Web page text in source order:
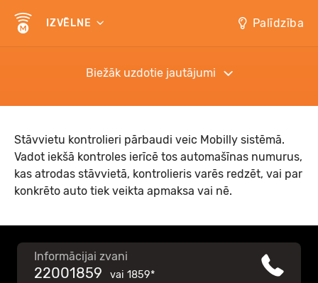
IZVĒLNE Palīdzība
Biežāk uzdotie jautājumi
Stāvvietu kontrolieri pārbaudi veic Mobilly sistēmā.
Vadot iekšā kontroles ierīcē tos automašīnas numurus,
kas atrodas stāvvietā, kontrolieris varēs redzēt, vai par
konkrēto auto tiek veikta apmaksa vai nē.
Informācijai zvani
22001859 vai 1859*